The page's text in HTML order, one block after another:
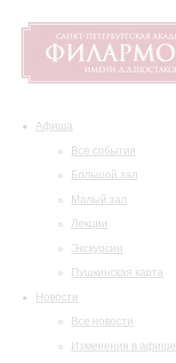
Афиша
Все события
Большой зал
Малый зал
Лекции
Экскурсии
Пушкинская карта
Новости
Все новости
Изменения в афише